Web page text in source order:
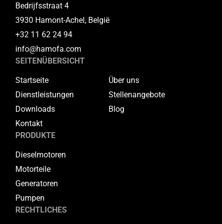
Bedrijfsstraat 4
3930 Hamont-Achel, België
+32 11 62 24 94
info@hamofa.com
SEITENÜBERSICHT
Startseite
Über uns
Dienstleistungen
Stellenangebote
Downloads
Blog
Kontakt
PRODUKTE
Dieselmotoren
Motorteile
Generatoren
Pumpen
RECHTLICHES